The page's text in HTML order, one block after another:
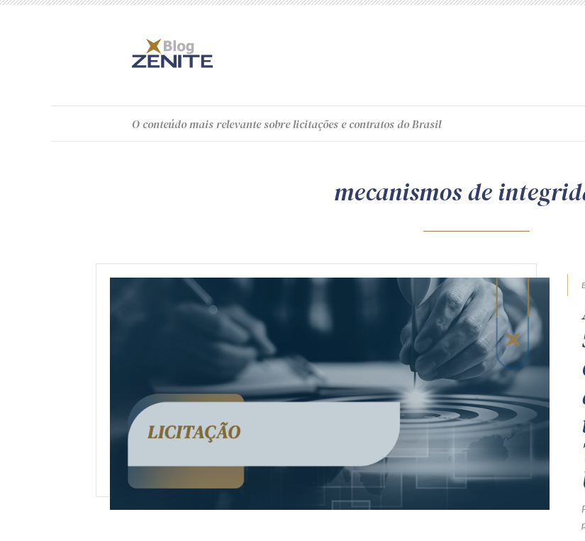
O conteúdomais relevante sobre licitações e contratos do Brasil
mecanismos de